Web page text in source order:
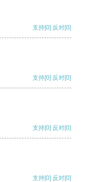
支持[0] 反对[0]
支持[0] 反对[0]
支持[0] 反对[0]
支持[0] 反对[0]